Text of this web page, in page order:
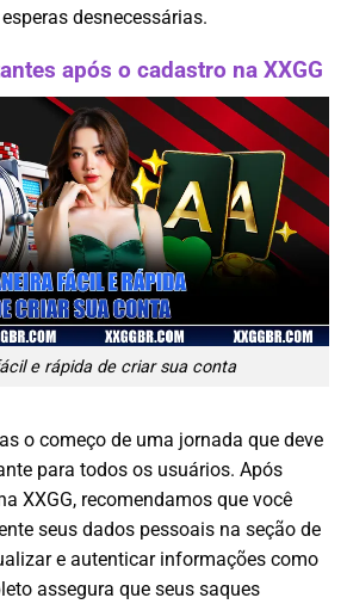
desnecessárias.
após o cadastro na XXGG
e rápida de criar sua conta
o começo de uma jornada que deve
para todos os usuários. Após
XXGG, recomendamos que você
seus dados pessoais na seção de
e autenticar informações como
assegura que seus saques